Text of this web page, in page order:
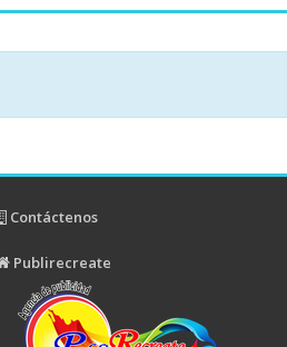
Contáctenos
Publirecreate